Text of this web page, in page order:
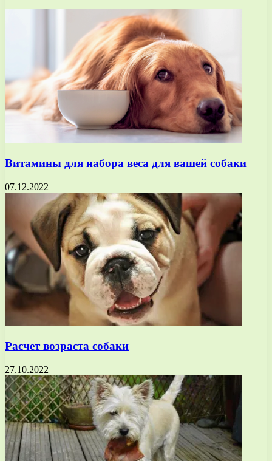
Витамины для набора веса для вашей собаки
07.12.2022
Расчет возраста собаки
27.10.2022